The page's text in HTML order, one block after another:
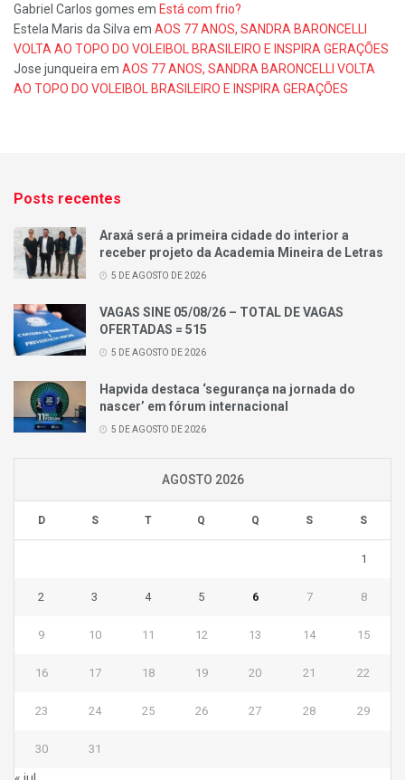
Gabriel Carlos gomes em Está com frio?
Estela Maris da Silva em AOS 77 ANOS, SANDRA BARONCELLI
VOLTA AO TOPO DO VOLEIBOL BRASILEIRO E INSPIRA GERAÇÕES
Jose junqueira em AOS 77 ANOS, SANDRA BARONCELLI VOLTA
AO TOPO DO VOLEIBOL BRASILEIRO E INSPIRA GERAÇÕES
Posts recentes
Araxá será a primeira cidade do interior a
receber projeto da Academia Mineira de Letras
5 DE AGOSTO DE 2026
VAGAS SINE 05/08/26 – TOTAL DE VAGAS
OFERTADAS = 515
5 DE AGOSTO DE 2026
Hapvida destaca ‘segurança na jornada do
nascer’ em fórum internacional
5 DE AGOSTO DE 2026
AGOSTO 2026
D S T Q Q S S
1
2 3 4 5 6 7 8
9 10 11 12 13 14 15
16 17 18 19 20 21 22
23 24 25 26 27 28 29
30 31